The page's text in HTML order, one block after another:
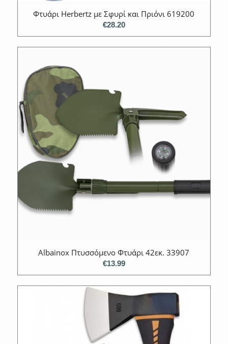
Φτυάρι Herbertz με Σφυρί και Πριόνι 619200
€28.20
Αlbainox Πτυσσόμενο Φτυάρι 42εκ. 33907
€13.99